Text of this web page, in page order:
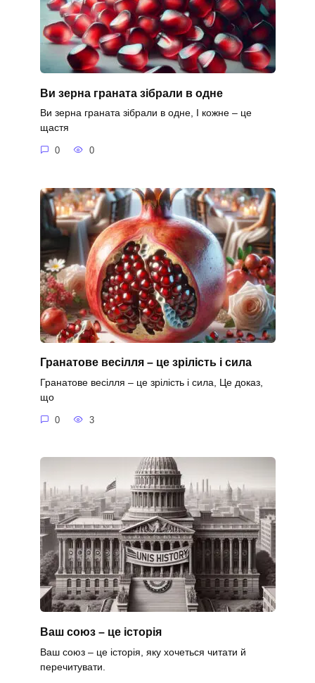
Ви зерна граната зібрали в одне
Ви зерна граната зібрали в одне, І кожне – це
щастя
0 0
Гранатове весілля – це зрілість і сила
Гранатове весілля – це зрілість і сила, Це доказ,
що
0 3
Ваш союз – це історія
Ваш союз – це історія, яку хочеться читати й
перечитувати.